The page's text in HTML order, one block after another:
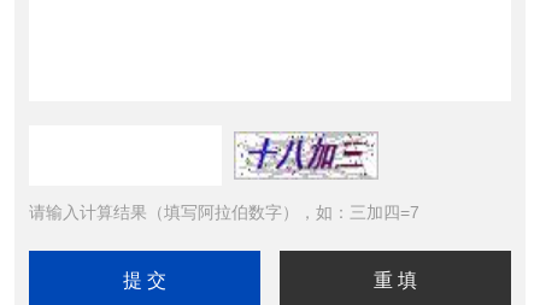
请输入计算结果（填写阿拉伯数字），如：三加四=7